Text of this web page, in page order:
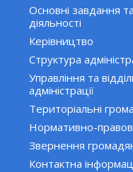
Основні завдання
діяльності
Керівництво
Структура
Управління та
адміністрації
Територіальні
Нормативно-
Звернення
Контактна